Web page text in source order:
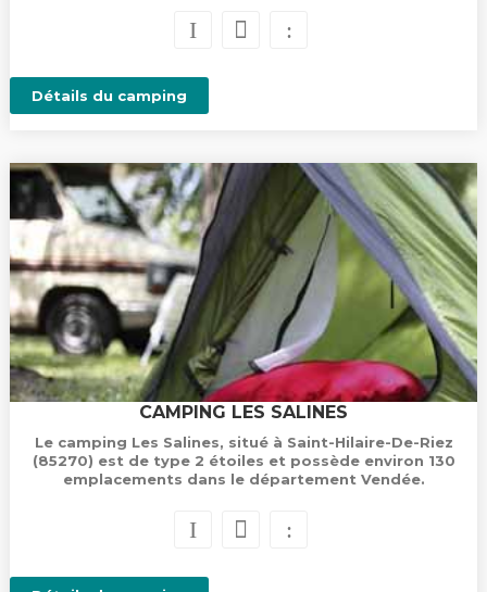
Détails du camping
CAMPING LES SALINES
Le camping Les Salines, situé à Saint-Hilaire-De-Riez
(85270) est de type 2 étoiles et possède environ 130
emplacements dans le département Vendée.